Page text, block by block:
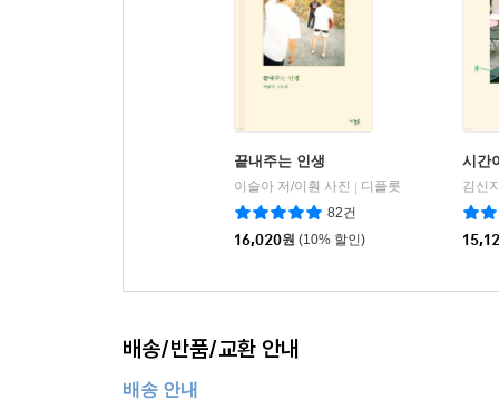
끝내주는 인생
이슬아 저/이훤 사진
디플롯
82건
16,020원 (10% 할인)
시간
김신
배송/반품/교환 안내
배송 안내